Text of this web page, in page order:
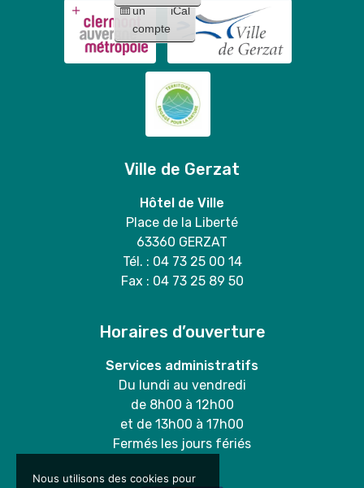
un
compte
iCal
Ville de Gerzat
Hôtel de Ville
Place de la Liberté
63360 GERZAT
Tél. : 04 73 25 00 14
Fax : 04 73 25 89 50
Horaires d’ouverture
Services administratifs
Du lundi au vendredi
de 8h00 à 12h00
et de 13h00 à 17h00
Fermés les jours fériés
Nous utilisons des cookies pour